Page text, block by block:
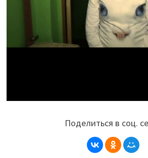
Поделиться в соц.